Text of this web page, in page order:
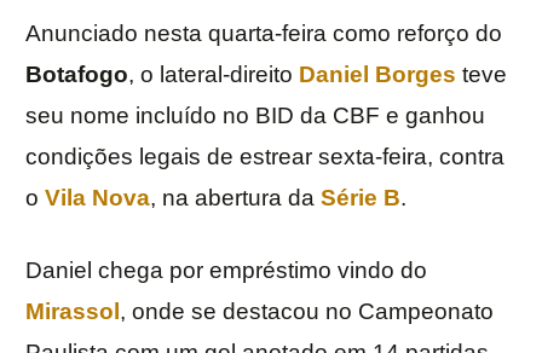
Anunciado nesta quarta-feira como reforço do
Botafogo, o lateral-direito Daniel Borges teve
seu nome incluído no BID da CBF e ganhou
condições legais de estrear sexta-feira, contra
o Vila Nova, na abertura da Série B.
Daniel chega por empréstimo vindo do
Mirassol , onde se destacou no Campeonato